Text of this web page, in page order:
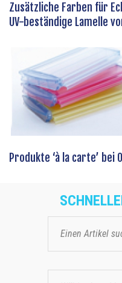
Zusätzliche Farben für
UV-beständige Lamelle
Produkte ‘à la carte’ bei